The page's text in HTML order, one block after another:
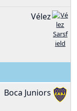
Vélez
Boca Juniors